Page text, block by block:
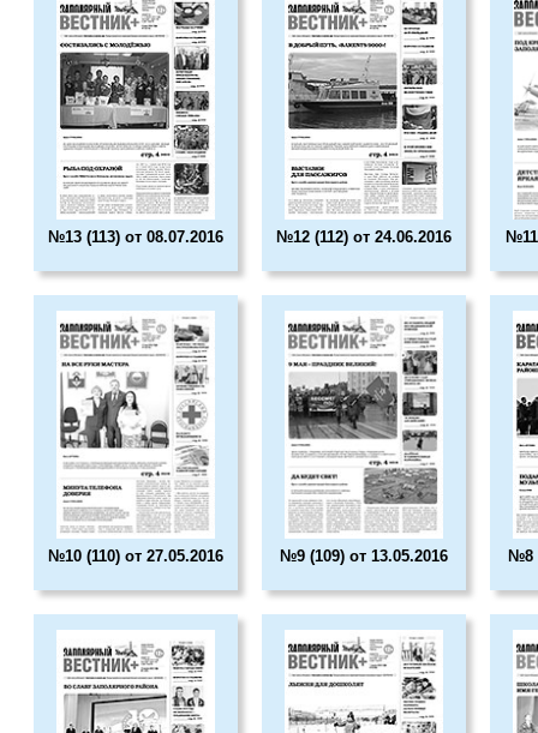
№13 (113) от 08.07.2016 №12 (112) от 24.06.2016 №11
№10 (110) от 27.05.2016 №9 (109) от 13.05.2016 №8